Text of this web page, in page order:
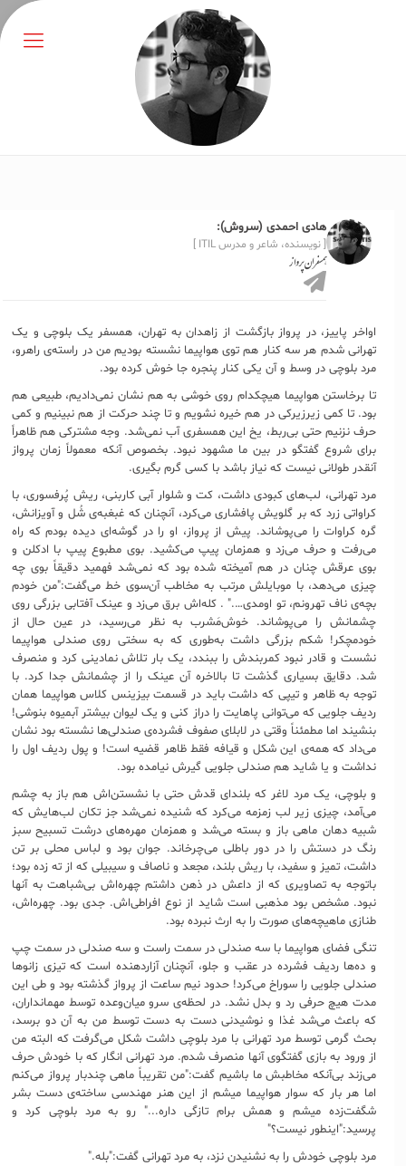
هادی احمدی (سروش):
[ نویسنده، شاعر و مدرس ITIL ]
همسفران پرواز
اواخر پاییز، در پرواز بازگشت از زاهدان به تهران، همسفر یک بلوچی و یک
تهرانی شدم هر سه کنار هم توی هواپیما نشسته بودیم من در راسته‌ی راهرو،
مرد بلوچی در وسط و آن یکی کنار پنجره جا خوش کرده بود.
تا برخاستن هواپیما هیچکدام روی خوشی به هم نشان نمی‌دادیم، طبیعی هم
بود. تا کمی زیرزیرکی در هم خیره نشویم و تا چند حرکت از هم نبینیم و کمی
حرف نزنیم حتی بی‌ربط، یخ این همسفری آب نمی‌شد. وجه مشترکی هم ظاهراً
برای شروع گفتگو در بین ما مشهود نبود. بخصوص آنکه معمولاً زمان پرواز
آنقدر طولانی نیست که نیاز باشد با کسی گرم بگیری.
مرد تهرانی، لب‌های کبودی داشت، کت و شلوار آبی کاربنی، ریش پُرفسوری، با
کراواتی زرد که بر گلویش پافشاری می‌کرد، آنچنان که غبغبه‌ی شُل و آویزانش،
گره کراوات را می‌پوشاند. پیش از پرواز، او را در گوشه‌ای دیده بودم که راه
می‌رفت و حرف می‌زد و همزمان پیپ می‌کشید. بوی مطبوع پیپ با ادکلن و
بوی عرقش چنان در هم آمیخته شده بود که نمی‌شد فهمید دقیقاً بوی چه
چیزی می‌دهد، با موبایلش مرتب به مخاطب آن‌سوی خط می‌گفت:"من خودم
بچه‌ی ناف تهرونم، تو اومدی…." . کله‌اش برق می‌زد و عینک آفتابی بزرگی روی
چشمانش را می‌پوشاند. خوش‌مَشرب به نظر می‌رسید، در عین حال از
خودمچکر! شکم بزرگی داشت به‌طوری که به سختی روی صندلی هواپیما
نشست و قادر نبود کمربندش را ببندد، یک بار تلاش نمادینی کرد و منصرف
شد. دقایق بسیاری گذشت تا بالاخره آن عینک را از چشمانش جدا کرد. با
توجه به ظاهر و تیپی که داشت باید در قسمت بیزینس کلاس هواپیما همان
ردیف جلویی که می‌توانی پاهایت را دراز کنی و یک لیوان بیشتر آبمیوه بنوشی!
بنشیند اما مطمئناً وقتی در لابلای صفوف فشرده‌ی صندلی‌ها نشسته بود نشان
می‌داد که همه‌ی این‌ شکل و قیافه فقط ظاهر قضیه است! و پول ردیف اول را
نداشت و یا شاید هم صندلی جلویی گیرش نیامده بود.
و بلوچی، یک مرد لاغر که بلندای قدش حتی با نشستن‌اش هم باز به چشم
می‌آمد، چیزی زیر لب زمزمه می‌کرد که شنیده نمی‌شد جز تکان لب‌هایش که
شبیه دهان ماهی باز و بسته می‌شد و همزمان مهره‌های درشت تسبیح سبز
رنگ در دستش را در دور باطلی می‌چرخاند. جوان بود و لباس محلی بر تن
داشت، تمیز و سفید، با ریش بلند، مجعد و ناصاف و سیبیلی که از ته زده بود؛
باتوجه به تصاویری که از داعش در ذهن داشتم چهره‌اش بی‌شباهت به آنها
نبود. مشخص بود مذهبی است شاید از نوع افراطی‌اش. جدی بود. چهره‌اش،
طنازی ماهیچه‌های صورت را به ارث نبرده بود.
تنگی فضای هواپیما با سه صندلی در سمت راست و سه صندلی در سمت چپ
و ده‌ها ردیف فشرده در عقب و جلو، آنچنان آزاردهنده است که تیزی زانوها
صندلی جلویی را سوراخ می‌کرد! حدود نیم ساعت از پرواز گذشته بود و طی این
مدت هیچ حرفی رد و بدل نشد. در لحظه‌ی سرو میان‌وعده توسط مهمانداران،
که باعث می‌شد غذا و نوشیدنی دست به دست توسط من به آن دو برسد،
بحث گرمی توسط مرد تهرانی با مرد بلوچی داشت شکل می‌گرفت که البته من
از ورود به بازی گفتگوی آنها منصرف شدم. مرد تهرانی انگار که با خودش حرف
می‌زند بی‌آنکه مخاطبش ما باشیم گفت:"من تقریباً ماهی چندبار پرواز می‌کنم
اما هر بار که سوار هواپیما میشم از این هنر مهندسی ساخته‌ی دست بشر
شگفت‌زده میشم و همش برام تازگی داره..." رو به مرد بلوچی کرد و
پرسید:"اینطور نیست؟"
مرد بلوچی خودش را به نشنیدن نزد، به مرد تهرانی گفت:"بله."